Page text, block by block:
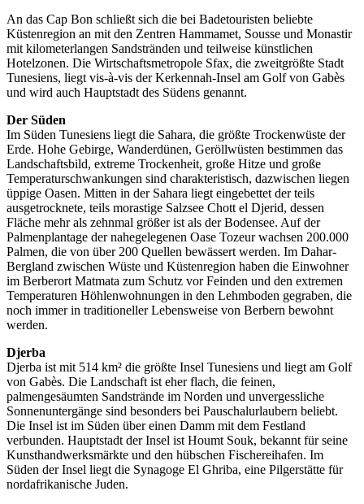
An das Cap Bon schließt sich die bei Badetouristen beliebte
Küstenregion an mit den Zentren Hammamet, Sousse und Monastir
mit kilometerlangen Sandstränden und teilweise künstlichen
Hotelzonen. Die Wirtschaftsmetropole Sfax, die zweitgrößte Stadt
Tunesiens, liegt vis-à-vis der Kerkennah-Insel am Golf von Gabès
und wird auch Hauptstadt des Südens genannt.
Der Süden
Im Süden Tunesiens liegt die Sahara, die größte Trockenwüste der
Erde. Hohe Gebirge, Wanderdünen, Geröllwüsten bestimmen das
Landschaftsbild, extreme Trockenheit, große Hitze und große
Temperaturschwankungen sind charakteristisch, dazwischen liegen
üppige Oasen. Mitten in der Sahara liegt eingebettet der teils
ausgetrocknete, teils morastige Salzsee Chott el Djerid, dessen
Fläche mehr als zehnmal größer ist als der Bodensee. Auf der
Palmenplantage der nahegelegenen Oase Tozeur wachsen 200.000
Palmen, die von über 200 Quellen bewässert werden. Im Dahar-
Bergland zwischen Wüste und Küstenregion haben die Einwohner
im Berberort Matmata zum Schutz vor Feinden und den extremen
Temperaturen Höhlenwohnungen in den Lehmboden gegraben, die
noch immer in traditioneller Lebensweise von Berbern bewohnt
werden.
Djerba
Djerba ist mit 514 km² die größte Insel Tunesiens und liegt am Golf
von Gabès. Die Landschaft ist eher flach, die feinen,
palmengesäumten Sandstrände im Norden und unvergessliche
Sonnenuntergänge sind besonders bei Pauschalurlaubern beliebt.
Die Insel ist im Süden über einen Damm mit dem Festland
verbunden. Hauptstadt der Insel ist Houmt Souk, bekannt für seine
Kunsthandwerksmärkte und den hübschen Fischereihafen. Im
Süden der Insel liegt die Synagoge El Ghriba, eine Pilgerstätte für
nordafrikanische Juden.